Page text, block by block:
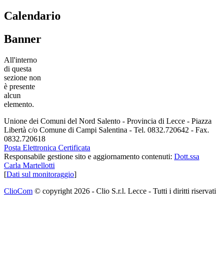
Calendario
Banner
All'interno
di questa
sezione non
è presente
alcun
elemento.
Unione dei Comuni del Nord Salento - Provincia di Lecce - Piazza
Libertà c/o Comune di Campi Salentina - Tel. 0832.720642 - Fax.
0832.720618
Posta Elettronica Certificata
Responsabile gestione sito e aggiornamento contenuti: Dott.ssa
Carla Martellotti
[Dati sul monitoraggio]
ClioCom © copyright 2026 - Clio S.r.l. Lecce - Tutti i diritti riservati